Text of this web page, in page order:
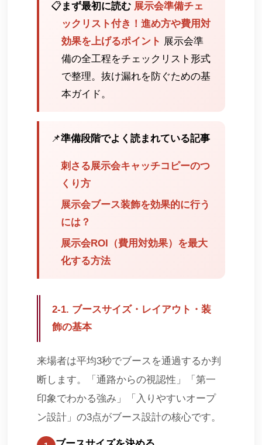
📋まず最初に読む 展示会準備チェ
ックリスト付き！進め方や費用対
効果を上げるポイント 展示会準
備の全工程をチェックリスト形式
で整理。抜け漏れを防ぐための基
本ガイド。
📌準備段階でよく読まれている記事
刺さる展示会キャッチコピーのつ
くり方
展示会ブース装飾を効果的に行う
には？
展示会ROI（費用対効果）を最大
化する方法
2-1. ブースサイズ・レイアウト・装
飾の基本
来場者は平均3秒でブースを通過するか判
断します。「通路からの視認性」「第一
印象でわかる強み」「入りやすいオープ
ン設計」の3点がブース設計の核心です。